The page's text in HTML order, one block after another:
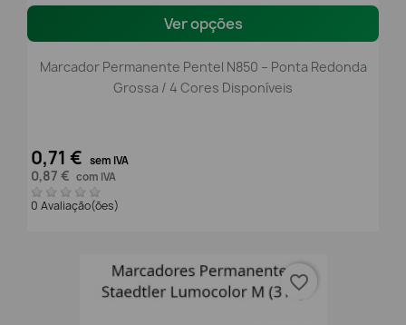
Ver opções
Marcador Permanente Pentel N850 – Ponta Redonda
Grossa / 4 Cores Disponíveis
0,71 € sem IVA
0,87 € com IVA
0 Avaliação(ões)
favorite_border